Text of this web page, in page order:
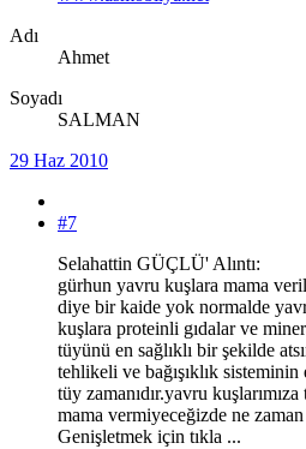
Adı
Ahmet
Soyadı
SALMAN
29 Haz 2010
#7
Selahattin GÜÇLÜ' Alıntı:
gürhun yavru kuşlara mama
diye bir kaide yok normalde
kuşlara proteinli gıdalar ve
tüyünü en sağlıklı bir şekilde
tehlikeli ve bağışıklık
tüy zamanıdır.yavru
mama vermiyeceğizde ne
Genişletmek için tıkla ...